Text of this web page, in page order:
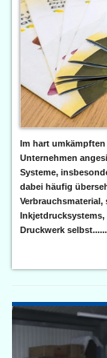
Im hart
Unternehmen
Systeme,
dabei häufig
Druckwerk